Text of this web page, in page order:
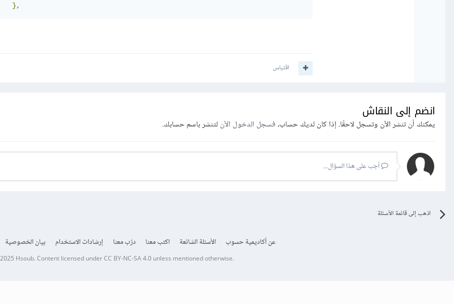
},
اقتباس
انضم إلى النقاش
يمكنك أن تنشر الآن وتسجل لاحقًا. إذا كان لديك حساب،فسجل الدخول الآنلتنشر باسم حسابك.
أجب على هذا السؤال...
اذهب إلى قائمة الأسئلة
عن أكاديمية حسوب الأسئلة الشائعة اكتب معنا درّب معنا إرشادات الاستخدام بيان الخصوصية
Hsoub.Content licensed underCC BY-NC-SA 4.0unless mentioned otherwise.